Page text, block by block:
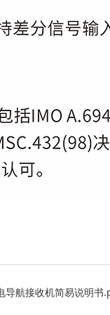
导航接收机简易说明书